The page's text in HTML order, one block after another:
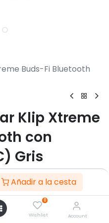
Añadir a la cesta
0
Wishlist Account
Buds-Fi Bluetooth
Klip Xtreme
con
Gris
de ruido